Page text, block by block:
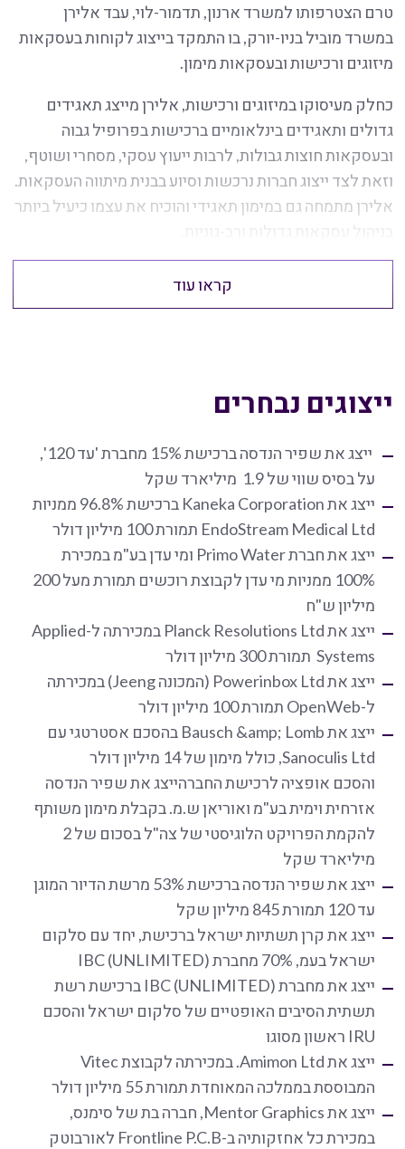
טרם הצטרפותו למשרד ארנון, תדמור-לוי, עבד אלירן
במשרד מוביל בניו-יורק, בו התמקד בייצוג לקוחות בעסקאות
מיזוגים ורכישות ובעסקאות מימון.
כחלק מעיסוקו במיזוגים ורכישות, אלירן מייצג תאגידים
גדולים ותאגידים בינלאומיים ברכישות בפרופיל גבוה
ובעסקאות חוצות גבולות, לרבות ייעוץ עסקי, מסחרי ושוטף,
וזאת לצד ייצוג חברות נרכשות וסיוע בבנית מיתווה העסקאות.
אלירן מתמחה גם במימון תאגידי והוכיח את עצמו כיעיל ביותר
קראו עוד
ייצוגים נבחרים
ייצג את שפיר הנדסה ברכישת 15% מחברת 'עד 120',
על בסיס שווי של 1.9 מיליארד שקל
ייצג את Kaneka Corporation ברכישת 96.8% ממניות
EndoStream Medical Ltd תמורת 100 מיליון דולר
ייצג את חברת Primo Water ומי עדן בע"מ במכירת
100% ממניות מי עדן לקבוצת רוכשים תמורת מעל 200
מיליון ש"ח
ייצג את Planck Resolutions Ltd במכירתה ל-Applied
Systems תמורת 300 מיליון דולר
ייצג את Powerinbox Ltd (המכונה Jeeng) במכירתה
ל-OpenWeb תמורת 100 מיליון דולר
ייצג את Bausch &amp; Lomb בהסכם אסטרטגי עם
Sanoculis Ltd, כולל מימון של 14 מיליון דולר
והסכם אופציה לרכישת החברהייצג את שפיר הנדסה
אזרחית וימית בע"מ ואוריאן ש.מ. בקבלת מימון משותף
להקמת הפרויקט הלוגיסטי של צה"ל בסכום של 2
מיליארד שקל
ייצג את שפיר הנדסה ברכישת 53% מרשת הדיור המוגן
עד 120 תמורת 845 מיליון שקל
ייצג את קרן תשתיות ישראל ברכישת, יחד עם סלקום
ישראל בעמ, 70% מחברת IBC (UNLIMITED)
ייצג את מחברת IBC (UNLIMITED) ברכישת רשת
תשתית הסיבים האופטיים של סלקום ישראל והסכם
IRU ראשון מסוגו
ייצג את Amimon Ltd. במכירתה לקבוצת Vitec
המבוססת בממלכה המאוחדת תמורת 55 מיליון דולר
ייצג את Mentor Graphics, חברה בת של סימנס,
במכירת כל אחזקותיה ב-Frontline P.C.B לאורבוטק